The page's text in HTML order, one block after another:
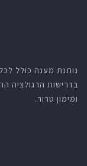
נותנת מענה כולל
בדרישות הרגולציה
ומימון טרור.